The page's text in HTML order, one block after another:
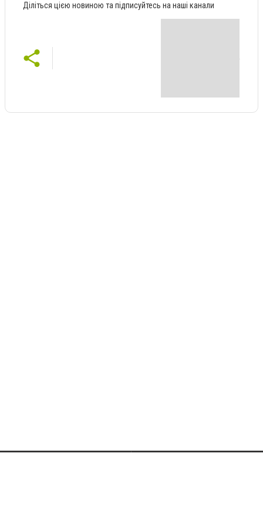
Діліться цією новиною та підписуйтесь на наші канали